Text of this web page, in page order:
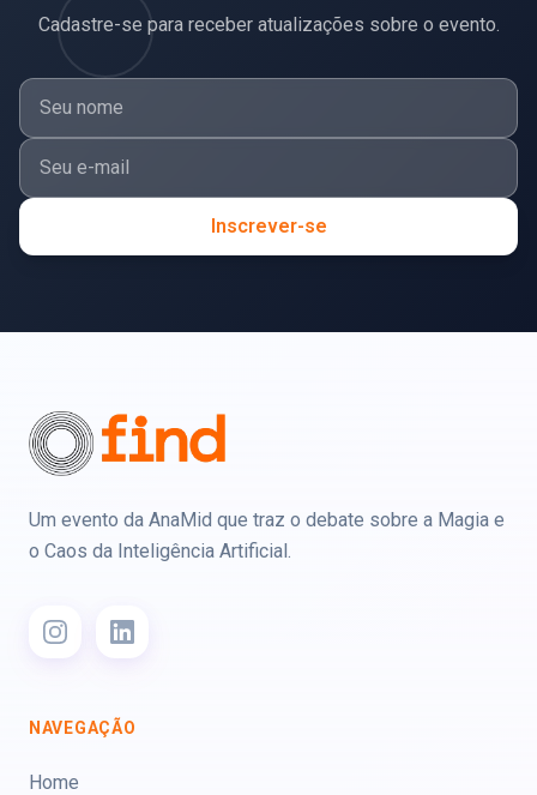
Cadastre-se para receber atualizações sobre o evento.
Inscrever-se
Um evento da AnaMid que traz o debate sobre a Magia e
o Caos da Inteligência Artificial.
NAVEGAÇÃO
Home